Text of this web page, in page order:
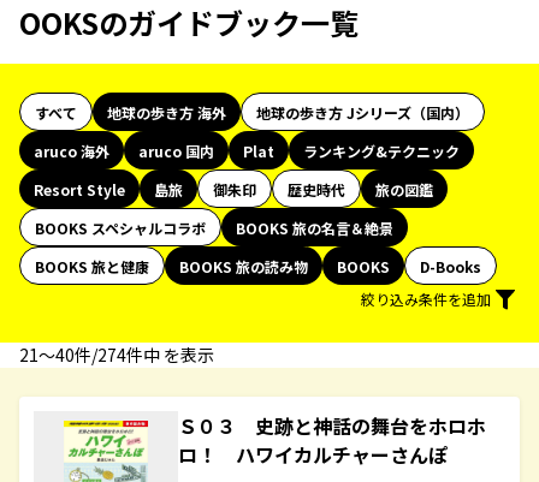
OOKSのガイドブック一覧
すべて 地球の歩き方 海外
地球の歩き方 Jシリーズ（国内）
aruco 海外
aruco 国内 Plat
ランキング&テクニック
Resort Style
島旅 御朱印 歴史時代
旅の図鑑
BOOKS スペシャルコラボ
BOOKS 旅の名言＆絶景
BOOKS 旅と健康
BOOKS 旅の読み物 BOOKS
D-Books
絞り込み条件を追加
21〜40件/274件中 を表示
Ｓ０３ 史跡と神話の舞台をホロホ
ロ！ ハワイカルチャーさんぽ